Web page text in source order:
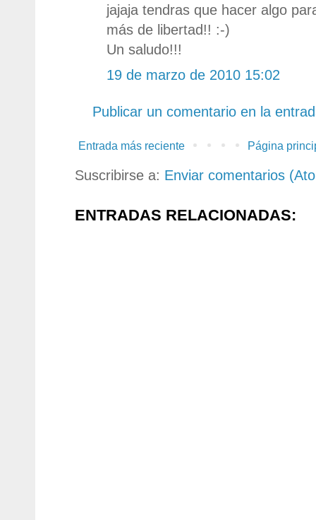
jajaja tendras que hacer algo
más de libertad!! :-)
Un saludo!!!
19 de marzo de 2010 15:02
Publicar un comentario en la
Entrada más reciente Página
Suscribirse a: Enviar comentarios
ENTRADAS RELACIONADAS: